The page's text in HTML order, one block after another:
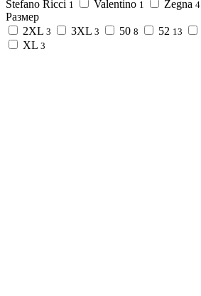
Stefano Ricci 1 Valentino 1 Zegna 4
Размер
2XL 3 3XL 3 50 8 52 13
XL 3